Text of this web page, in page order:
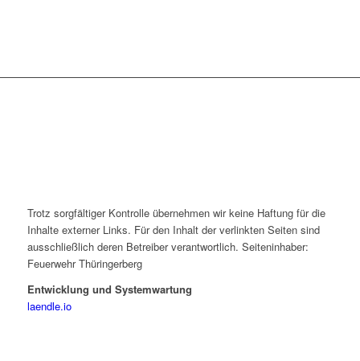
Trotz sorgfältiger Kontrolle übernehmen wir keine Haftung für die
Inhalte externer Links. Für den Inhalt der verlinkten Seiten sind
ausschließlich deren Betreiber verantwortlich. Seiteninhaber:
Feuerwehr Thüringerberg
Entwicklung und Systemwartung
laendle.io